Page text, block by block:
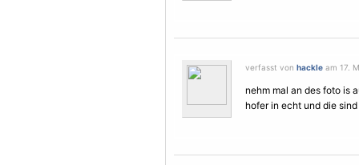
verfasst von hackle am 17.
nehm mal an des foto is
hofer in echt und die